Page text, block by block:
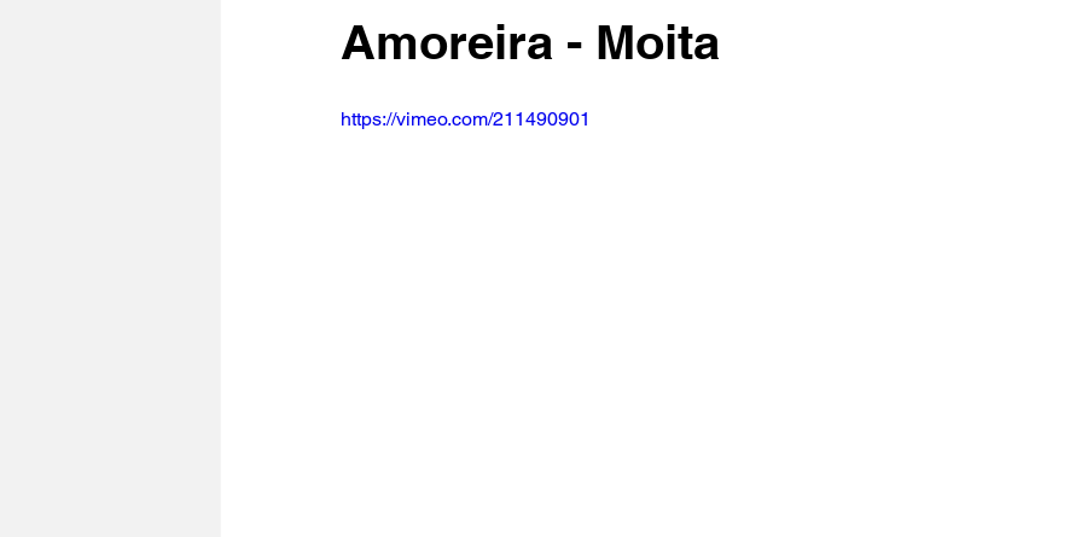
Amoreira - Moita
https://vimeo.com/211490901